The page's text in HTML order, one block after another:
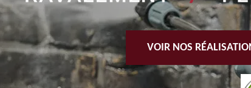
VOIR NOS